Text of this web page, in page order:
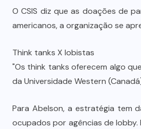
O CSIS diz que as doações de
americanos, a organização se
Think tanks X lobistas
"Os think tanks oferecem algo
da Universidade Western
Para Abelson, a estratégia tem
ocupados por agências de